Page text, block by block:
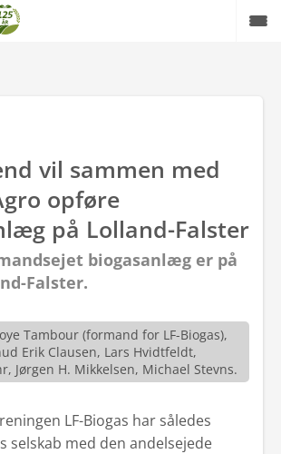
vil sammen med
opføre
på Lolland-Falster
biogasanlæg er på
Falster.
Tambour (formand for LF-Biogas),
Erik Clausen, Lars Hvidtfeldt,
Jørgen H. Mikkelsen, Michael Stevns.
LF-Biogas har således
selskab med den andelsejede